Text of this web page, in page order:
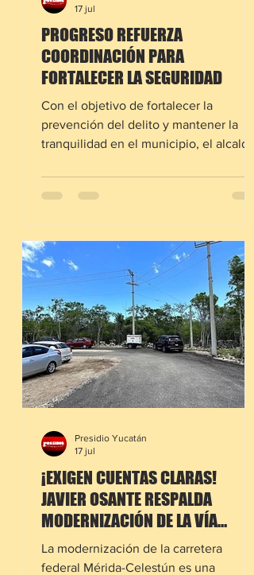
PROGRESO REFUERZA
COORDINACIÓN PARA
FORTALECER LA SEGURIDAD
Con el objetivo de fortalecer la
prevención del delito y mantener la
tranquilidad en el municipio, el alcalde
nueva sesión de la Mesa de Seguridad,
junto con autoridades de los tres
órdenes de gobierno. Durante la
reunión se evaluaron las estrategias de
seguridad pública y prevención,
además de reforzar la coordinación
entre dependencias para mejorar la
capacidad de respuesta ante las
necesidades de la población. En el
encuentro participa
17 jul
¡EXIGEN CUENTAS CLARAS!
JAVIER OSANTE RESPALDA
MODERNIZACIÓN DE LA VÍA
MÉRIDA-CELESTÚN
La modernización de la carretera
federal Mérida-Celestún es una
Presidio Yucatán
17 jul